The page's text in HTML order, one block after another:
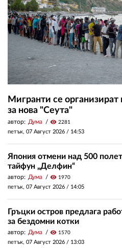
Мигранти се
за нова "Сеута"
автор: Дума visibility 2281
петък, 07 Август 2026 / 14:53
Япония отмени над 500
тайфун „Делфин“
автор: Дума visibility 1970
петък, 07 Август 2026 / 14:05
Гръцки остров предлага
за бездомни котки
автор: Дума visibility 1570
петък, 07 Август 2026 / 13:03